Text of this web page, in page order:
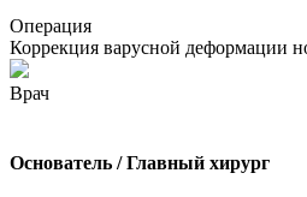
Операция
Коррекция варусной деформации
Врач
Основатель / Главный хирург